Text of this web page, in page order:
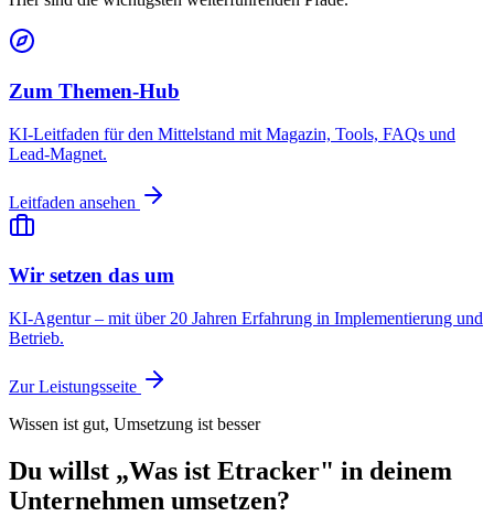
Zum Themen-Hub
KI-Leitfaden für den Mittelstand mit Magazin, Tools, FAQs und
Lead-Magnet.
Leitfaden ansehen
Wir setzen das um
KI-Agentur – mit über 20 Jahren Erfahrung in Implementierung und
Betrieb.
Zur Leistungsseite
Wissen ist gut, Umsetzung ist besser
Du willst „Was ist Etracker" in deinem
Unternehmen umsetzen?